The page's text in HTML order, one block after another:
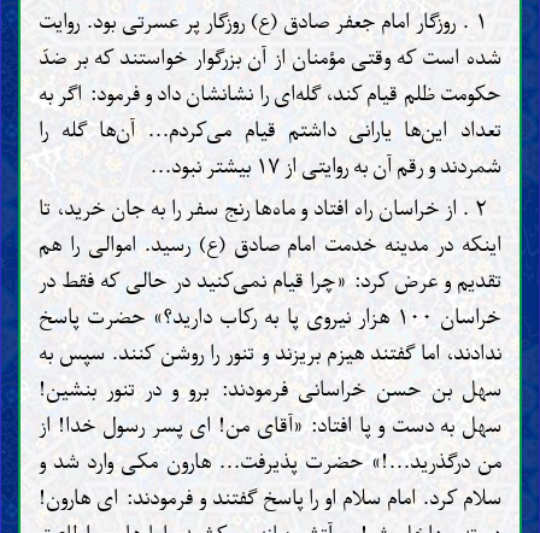
۱ . روزگار امام جعفر صادق (ع) روزگار پر عسرتی بود. روایت
شده است که وقتی مؤمنان از آن بزرگوار خواستند که بر ضدّ
حکومت ظلم قیام کند، گله‌ای را نشانشان داد و فرمود: اگر به
تعداد این‌ها یارانی داشتم قیام می‌کردم... آن‌ها گله را
شمردند و رقم آن به روایتی از ۱۷ بیشتر نبود...
۲ . از خراسان راه افتاد و ماه‌ها رنج سفر را به جان خرید، تا
اینکه در مدینه خدمت امام صادق (ع) رسید. اموالی را هم
تقدیم و عرض کرد: «چرا قیام نمی‌کنید در حالی که فقط در
خراسان ۱۰۰ هزار نیروی پا به رکاب دارید؟» حضرت پاسخ
ندادند، اما گفتند هیزم بریزند و تنور را روشن کنند. سپس به
سهل بن حسن خراسانی فرمودند: برو و در تنور بنشین!
سهل به دست و پا افتاد: «آقای من! ای پسر رسول خدا! از
من درگذرید...!» حضرت پذیرفت... هارون مکی وارد شد و
سلام کرد. امام سلام او را پاسخ گفتند و فرمودند: ای هارون!